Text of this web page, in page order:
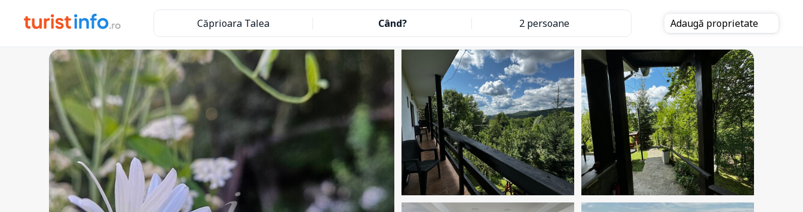
Căprioara Talea Când? 2 persoane Adaugă proprietate